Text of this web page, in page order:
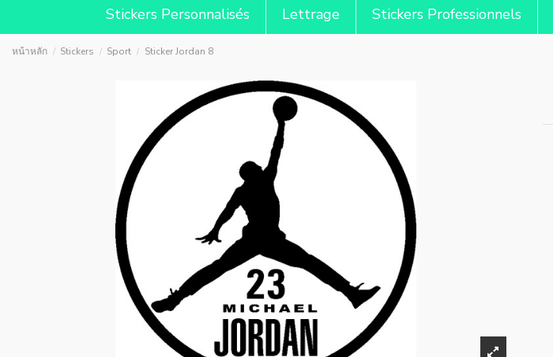
Stickers Personnalisés Lettrage Stickers Professionnels
หน้าหลัก Stickers Sport Sticker Jordan 8